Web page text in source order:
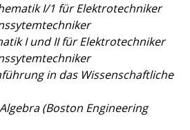
I/1 für Elektrotechniker
I und II für Elektrotechniker
in das Wissenschaftliche
(Boston Engineering